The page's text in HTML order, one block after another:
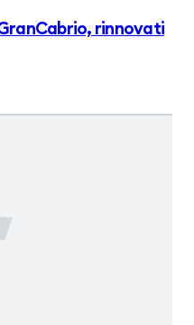
rinnovati